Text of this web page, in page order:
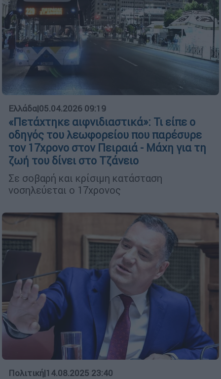
Ελλάδα|05.04.2026 09:19
«Πετάχτηκε αιφνιδιαστικά»: Τι είπε ο
οδηγός του λεωφορείου που παρέσυρε
τον 17χρονο στον Πειραιά - Μάχη για τη
ζωή του δίνει στο Τζάνειο
Σε σοβαρή και κρίσιμη κατάσταση
νοσηλεύεται ο 17χρονος
Πολιτική|14.08.2025 23:40